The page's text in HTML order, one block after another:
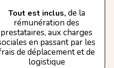
Tout est inclus, de la
rémunération des
prestataires, aux charges
en passant par les
de déplacement et de
logistique